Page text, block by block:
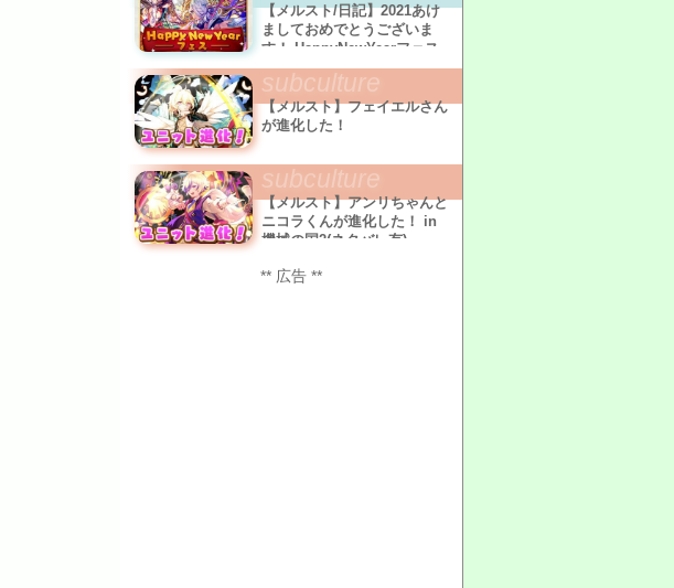
【メルスト/日記】2021あけ
ましておめでとうございま
す！ HappyNewYearフェス
引きましたなど
subculture
【メルスト】フェイエルさん
が進化した！
subculture
【メルスト】アンリちゃんと
ニコラくんが進化した！ in
機械の国2(ネタバレ有)
** 広告 **